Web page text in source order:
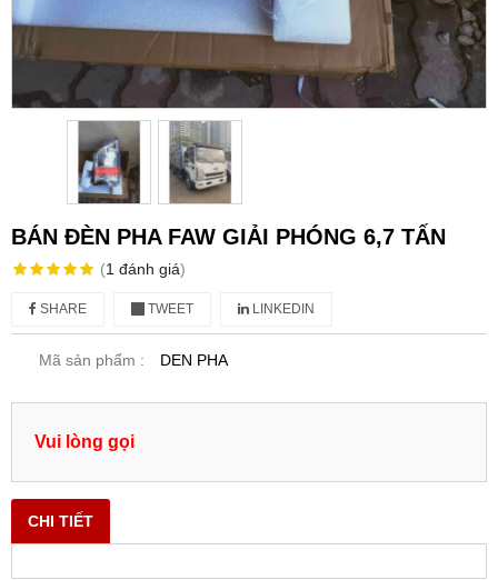
BÁN ĐÈN PHA FAW GIẢI PHÓNG 6,7 TẤN
(1 đánh giá)
SHARE TWEET LINKEDIN
Mã sản phẩm : DEN PHA
Vui lòng gọi
CHI TIẾT